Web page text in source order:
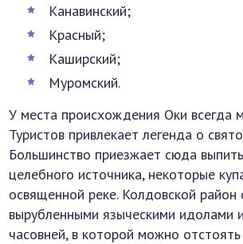
Канавинский;
Красный;
Каширский;
Муромский.
У места происхождения Оки всегда
Туристов привлекает легенда о
Большинство приезжает сюда
целебного источника, некоторые
освященной реке. Колдовской район
вырубленными языческими идолами
часовней, в которой можно